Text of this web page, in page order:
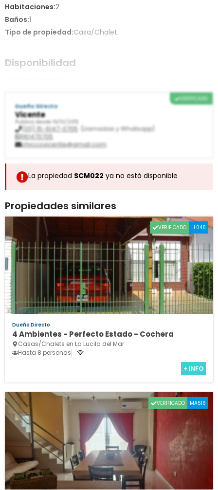
Habitaciones:2
Baños:1
Tipo de propiedad:Casa/Chalet
Disponibilidad
Dueño Directo
Vicente
Publica desde 19/10/2015
(011) 15-6147-0705 (Llamadas y Whatsapp)
1161470705
chiccovicente@gmail.com
VERIFICADO
La propiedad SCM022 ya no está disponible
Propiedades similares
VERIFICADO LL048
Dueño Directo
4 Ambientes - Perfecto Estado - Cochera
Casas/Chalets en La Lucila del Mar
Hasta 8 personas
+ INFO
VERIFICADO MA516